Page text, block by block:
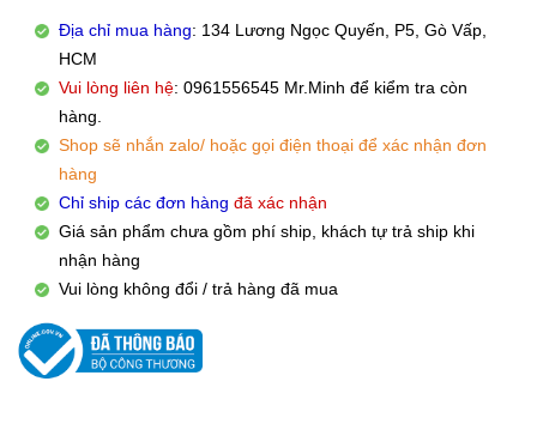
Địa chỉ mua hàng: 134 Lương Ngọc Quyến, P5, Gò Vấp,
HCM
Vui lòng liên hệ: 0961556545 Mr.Minh để kiểm tra còn
hàng.
Shop sẽ nhắn zalo/ hoặc gọi điện thoại để xác nhận đơn
hàng
Chỉ ship các đơn hàng đã xác nhận
Giá sản phẩm chưa gồm phí ship, khách tự trả ship khi
nhận hàng
Vui lòng không đổi / trả hàng đã mua